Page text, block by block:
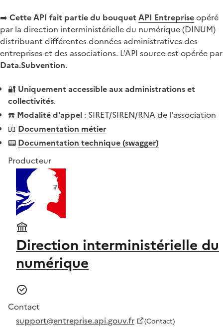
➡️ Cette API fait partie du bouquetAPI Entrepriseopéré
par la direction interministérielle du numérique (DINUM)
distribuant différentes données administratives des
entreprises et des associations. L'API source est opérée par
Data.Subvention.
🔐 Uniquement accessible aux administrations et
collectivités.
☎️ Modalité d'appel : SIRET/SIREN/RNA de l'association
📖 Documentation métier
📟 Documentation technique (swagger)
Producteur
Direction interministérielle du
numérique
Contact
support@entreprise.api.gouv.fr
(Contact)